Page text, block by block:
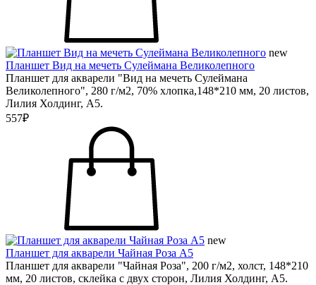
new
Планшет Вид на мечеть Сулеймана Великолепного
Планшет для акварели "Вид на мечеть Сулеймана
Великолепного", 280 г/м2, 70% хлопка,148*210 мм, 20 листов,
Лилия Холдинг, А5.
557₽
new
Планшет для акварели Чайная Роза А5
Планшет для акварели "Чайная Роза", 200 г/м2, холст, 148*210
мм, 20 листов, склейка с двух сторон, Лилия Холдинг, А5.